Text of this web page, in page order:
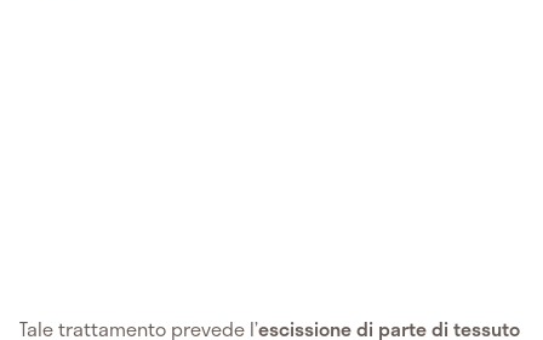
Tale trattamento prevede l’escissione di parte di tessuto